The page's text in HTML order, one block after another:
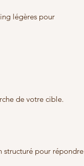
légères pour
de votre cible.
structuré pour répondre